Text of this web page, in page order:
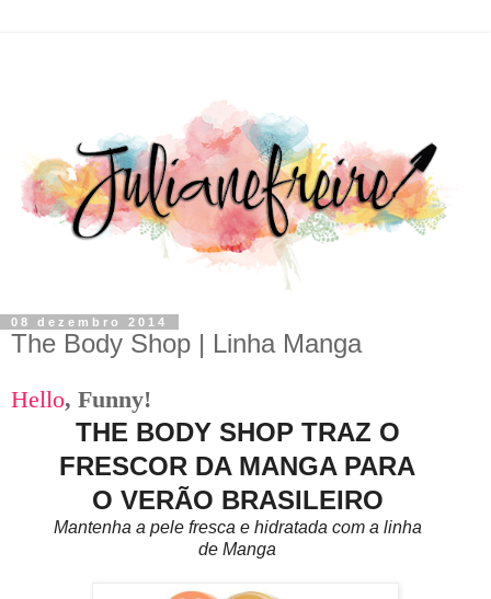
08 dezembro 2014
The Body Shop | Linha Manga
Hello, Funny!
THE BODY SHOP TRAZ O
FRESCOR DA MANGA PARA
O VERÃO BRASILEIRO
Mantenha a pele fresca e hidratada com a linha
de Manga